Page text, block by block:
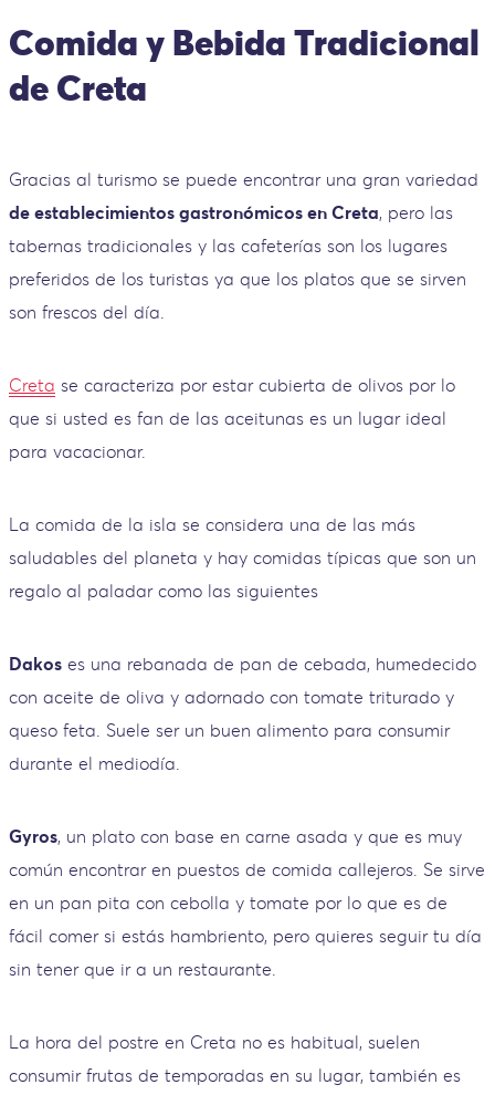
Comida y Bebida Tradicional
de Creta
Gracias al turismo se puede encontrar una gran variedad
de establecimientos gastronómicos en Creta, pero las
tabernas tradicionales y las cafeterías son los lugares
preferidos de los turistas ya que los platos que se sirven
son frescos del día.
Creta se caracteriza por estar cubierta de olivos por lo
que si usted es fan de las aceitunas es un lugar ideal
para vacacionar.
La comida de la isla se considera una de las más
saludables del planeta y hay comidas típicas que son un
regalo al paladar como las siguientes
Dakos es una rebanada de pan de cebada, humedecido
con aceite de oliva y adornado con tomate triturado y
queso feta. Suele ser un buen alimento para consumir
durante el mediodía.
Gyros, un plato con base en carne asada y que es muy
común encontrar en puestos de comida callejeros. Se sirve
en un pan pita con cebolla y tomate por lo que es de
fácil comer si estás hambriento, pero quieres seguir tu día
sin tener que ir a un restaurante.
La hora del postre en Creta no es habitual, suelen
consumir frutas de temporadas en su lugar, también es